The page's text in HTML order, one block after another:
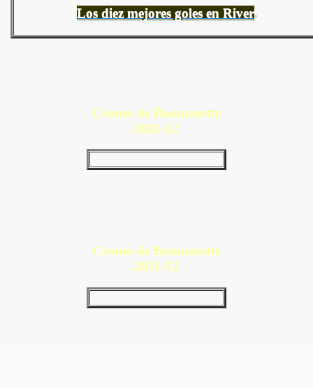
Los diez mejores goles en River.
Cromo de Buonanotte
2011-12
Cromo de Buonanotte
2011-12